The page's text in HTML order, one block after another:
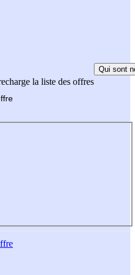
la liste des offres
Qui sont